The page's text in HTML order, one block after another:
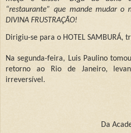
“restaurante” que mande mudar o
DIVINA FRUSTRAÇÃO!
Dirigiu-se para o HOTEL SAMBURÁ,
Na segunda-feira, Luis Paulino
retorno ao Rio de Janeiro,
irreversível.
Da